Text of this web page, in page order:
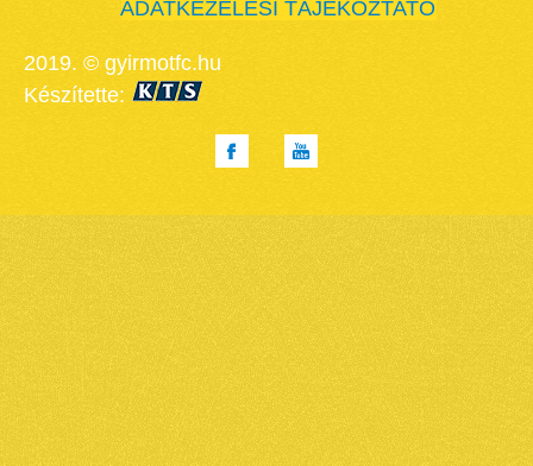
ADATKEZELÉSI TÁJÉKOZTATÓ
2019. © gyirmotfc.hu
Készítette: